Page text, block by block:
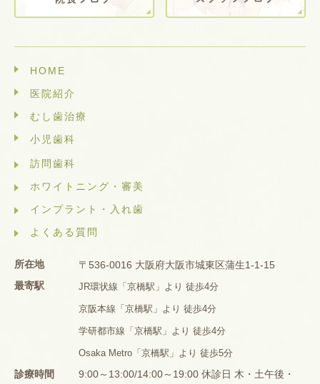
HOME
医院紹介
むし歯治療
小児歯科
訪問歯科
ホワイトニング・審美
インプラント・入れ歯
よくある質問
所在地
〒536-0016 大阪府大阪市城東区蒲生1-1-15
最寄駅
JR環状線「京橋駅」より 徒歩4分
京阪本線「京橋駅」より 徒歩4分
学研都市線「京橋駅」より 徒歩4分
Osaka Metro「京橋駅」より 徒歩5分
診療時間 9:00～13:00/14:00～19:00 休診日 木・土午後・